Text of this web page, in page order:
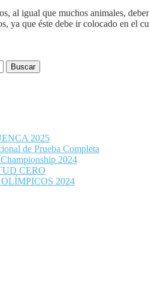
al igual que muchos animales,
ya que éste debe ir colocado en el
2025
de Prueba Completa
2024
CERO
2024